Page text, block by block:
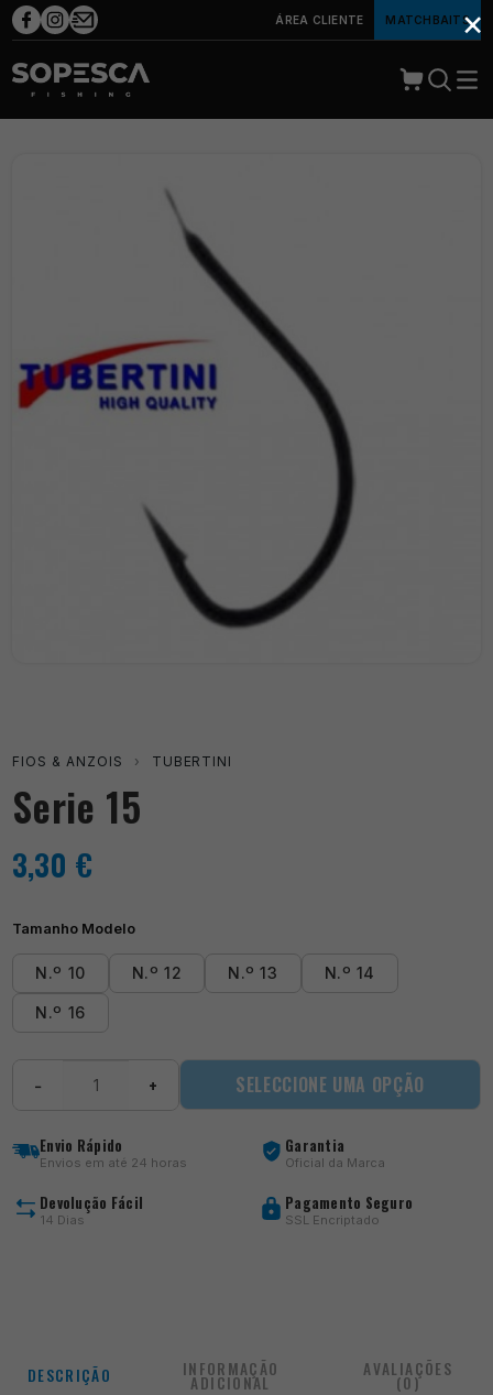
ÁREA CLIENTE MATCHBAITS
FIOS & ANZOIS › TUBERTINI
Serie 15
3,30 €
Tamanho Modelo
N.º 10 N.º 12 N.º 13 N.º 14
N.º 16
− + SELECCIONE UMA OPÇÃO
Envio Rápido
Envios em até 24 horas
Garantia
Oficial da Marca
Devolução Fácil
14 Dias
Pagamento Seguro
SSL Encriptado
DESCRIÇÃO INFORMAÇÃO
ADICIONAL
AVALIAÇÕES
(0)
×